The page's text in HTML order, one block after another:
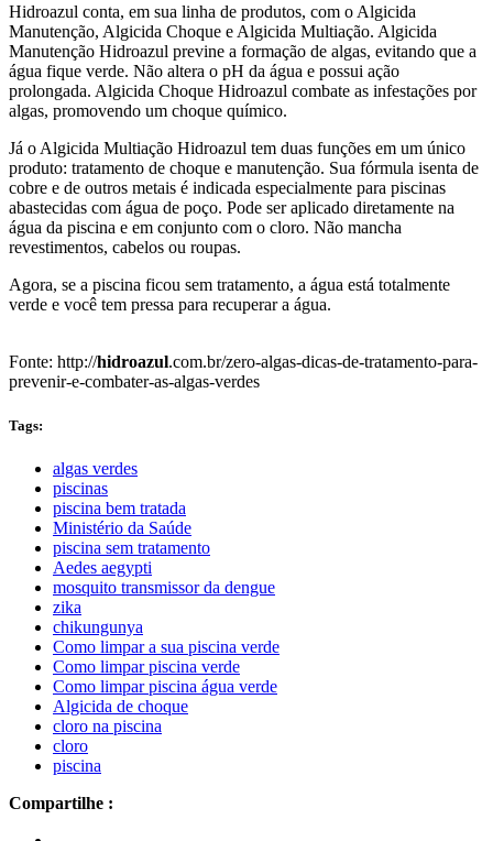
Hidroazul conta, em sua linha de produtos, com o Algicida
Manutenção, Algicida Choque e Algicida Multiação. Algicida
Manutenção Hidroazul previne a formação de algas, evitando que a
água fique verde. Não altera o pH da água e possui ação
prolongada. Algicida Choque Hidroazul combate as infestações por
algas, promovendo um choque químico.
Já o Algicida Multiação Hidroazul tem duas funções em um único
produto: tratamento de choque e manutenção. Sua fórmula isenta de
cobre e de outros metais é indicada especialmente para piscinas
abastecidas com água de poço. Pode ser aplicado diretamente na
água da piscina e em conjunto com o cloro. Não mancha
revestimentos, cabelos ou roupas.
Agora, se a piscina ficou sem tratamento, a água está totalmente
verde e você tem pressa para recuperar a água.
Fonte: http://hidroazul.com.br/zero-algas-dicas-de-tratamento-para-
prevenir-e-combater-as-algas-verdes
Tags:
algas verdes
piscinas
piscina bem tratada
Ministério da Saúde
piscina sem tratamento
Aedes aegypti
mosquito transmissor da dengue
zika
chikungunya
Como limpar a sua piscina verde
Como limpar piscina verde
Como limpar piscina água verde
Algicida de choque
cloro na piscina
cloro
piscina
Compartilhe :